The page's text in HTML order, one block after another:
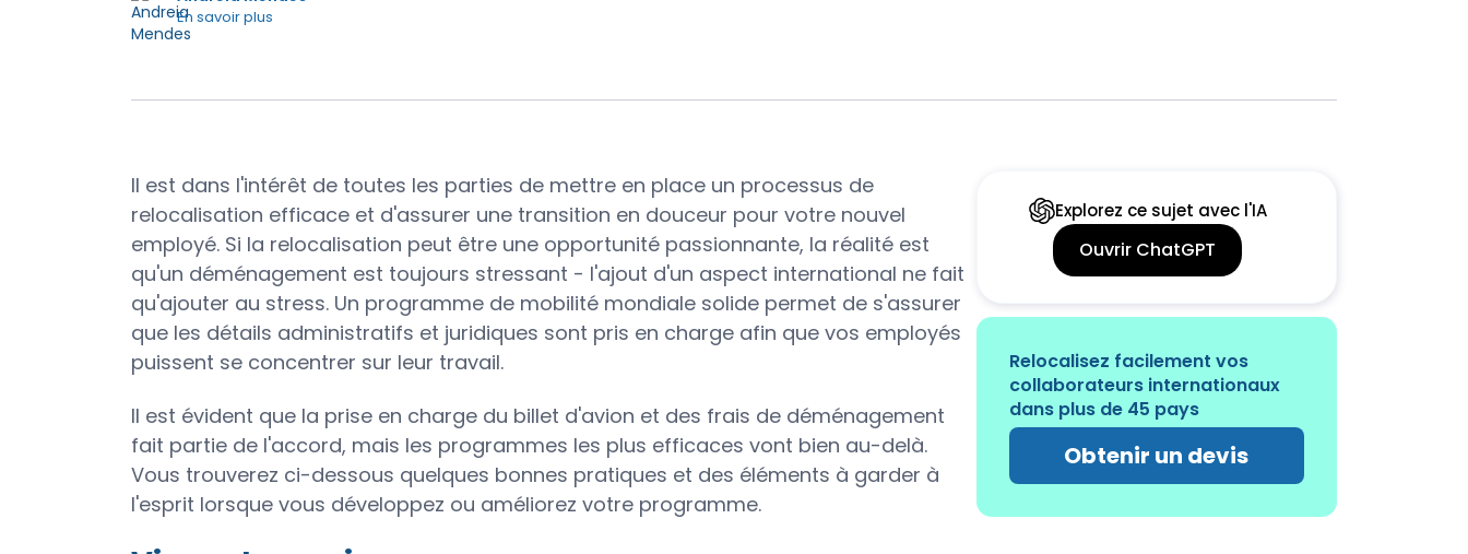
En savoir plus
Il est dans l'intérêt de toutes les parties de mettre en place un processus de
relocalisation efficace et d'assurer une transition en douceur pour votre nouvel
employé. Si la relocalisation peut être une opportunité passionnante, la réalité est
qu'un déménagement est toujours stressant - l'ajout d'un aspect international ne fait
qu'ajouter au stress. Un programme de mobilité mondiale solide permet de s'assurer
que les détails administratifs et juridiques sont pris en charge afin que vos employés
puissent se concentrer sur leur travail.
Il est évident que la prise en charge du billet d'avion et des frais de déménagement
fait partie de l'accord, mais les programmes les plus efficaces vont bien au-delà.
Vous trouverez ci-dessous quelques bonnes pratiques et des éléments à garder à
l'esprit lorsque vous développez ou améliorez votre programme.
Explorez ce sujet avec l'IA
Ouvrir ChatGPT
Relocalisez facilement vos
collaborateurs internationaux
dans plus de 45 pays
Obtenir un devis